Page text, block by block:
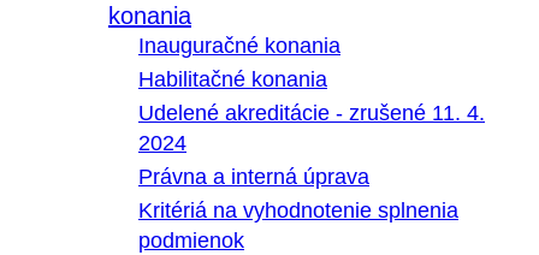
konania
Inauguračné konania
Habilitačné konania
Udelené akreditácie - zrušené 11. 4.
2024
Právna a interná úprava
Kritériá na vyhodnotenie splnenia
podmienok